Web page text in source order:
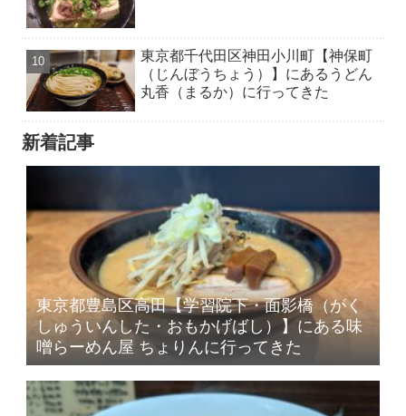
東京都千代田区神田小川町【神保町
（じんぼうちょう）】にあるうどん
丸香（まるか）に行ってきた
新着記事
東京都豊島区高田【学習院下・面影橋（がく
しゅういんした・おもかげばし）】にある味
噌らーめん屋 ちょりんに行ってきた